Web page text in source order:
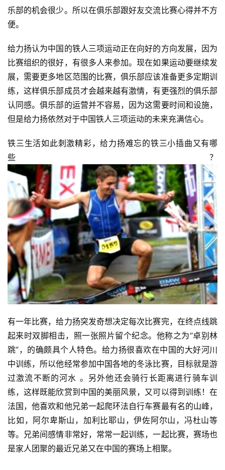
比
赛
观
察
装
备
训
练
视
频
用
户
精
选
运
动
集
乐部的机会很少。所以在俱乐部跟好友交流比赛心得并不方
便。
给力扬认为中国的铁人三项运动正在向好的方向发展，因为
比赛组织的很好，有很多人来参加。现在如果运动要继续发
展，需要更多地区范围的比赛，俱乐部应该准备更多定期训
练，这样俱乐部成员才会越来越有激情，有更强烈的俱乐部
认同感。俱乐部的运营并不容易，因为这需要时间和设施，
但是给力扬依然对于中国铁人三项运动的未来充满信心。
铁三生活如此刺激精彩，给力扬难忘的铁三小插曲又有哪
些？
有一年比赛，给力扬突发奇想决定每次比赛完，在终点线跳
起来时双脚相击，照一张照片留个纪念。他称之为“卓别林
跳”，的确颇具个人特色。给力扬很喜欢在中国的大好河川
中训练，所以他经常参加中国各地的冬泳比赛，目标就是游
过激流不断的河水 。另外他还会骑行长距离进行骑车训
练，这样既能欣赏到中国的美丽风景，又可以得到训练！在
法国，他喜欢和他兄弟一起爬环法自行车赛最有名的山峰，
比如，阿尔卑斯山，加利比耶山，伊佐阿尔山，冯杜山等
等。兄弟间感情非常好，常常一起训练，一起比赛，赛场也
是家人团聚的最近兄弟又在中国的赛场上相聚。